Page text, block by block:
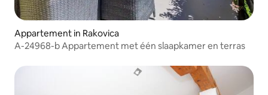
Appartement in Rakovica
A-24968-b Appartement met één slaapkamer en terras